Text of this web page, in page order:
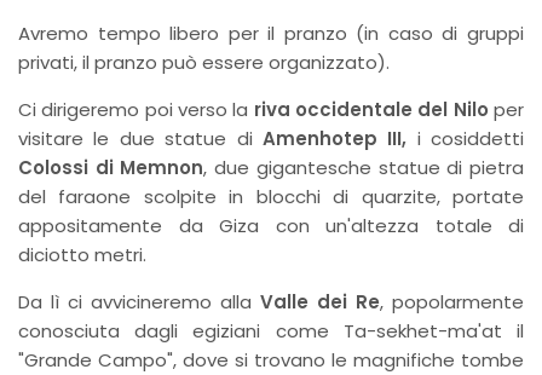
Avremo tempo libero per il pranzo (in caso di gruppi
privati, il pranzo può essere organizzato).
Ci dirigeremo poi verso la riva occidentale del Nilo per
visitare le due statue di Amenhotep III, i cosiddetti
Colossi di Memnon, due gigantesche statue di pietra
del faraone scolpite in blocchi di quarzite, portate
appositamente da Giza con un'altezza totale di
diciotto metri.
Da lì ci avvicineremo alla Valle dei Re, popolarmente
conosciuta dagli egiziani come Ta-sekhet-ma'at il
"Grande Campo", dove si trovano le magnifiche tombe